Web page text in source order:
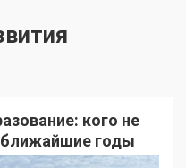
кого не
ближайшие годы